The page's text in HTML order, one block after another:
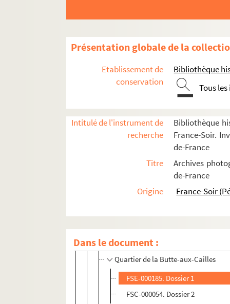
Présentation globale de la
Etablissement de
conservation
Bibliothèque
Tous
Intitulé de l'instrument de
recherche
Bibliothèque
France-Soir.
de-France
Titre
Archives
de-France
Origine
France-Soir
Dans le document :
1er arrondissement
3e arrondissement
4e arrondissement
5e arrondissement
8e arrondissement
10e arrondissement
12e arrondissement
Quartier d'Austerlitz
Quartier de la Butte-aux-Cailles
FSE-000185. Dossier 1
FSC-000054. Dossier 2